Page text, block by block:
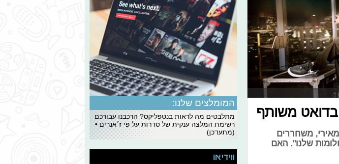
בדואט משותף
מאירי, משחררים
שלנו". האם
המומלצים שלנו:
מתלבטים מה לראות בנטפליקס? הרכבנו עבורכם
רשימת המלצה ענקית של סדרות על פי ז׳אנרים •
(מתעדכן)
ווידיאו